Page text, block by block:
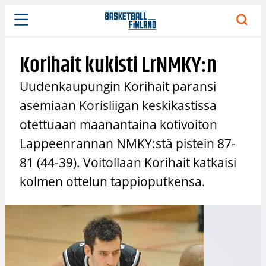
Siirry
sisältöön
Korihait kukisti LrNMKY:n
Uudenkaupungin Korihait paransi
asemiaan Korisliigan keskikastissa
otettuaan maanantaina kotivoiton
Lappeenrannan NMKY:stä pistein 87-
81 (44-39). Voitollaan Korihait katkaisi
kolmen ottelun tappioputkensa.